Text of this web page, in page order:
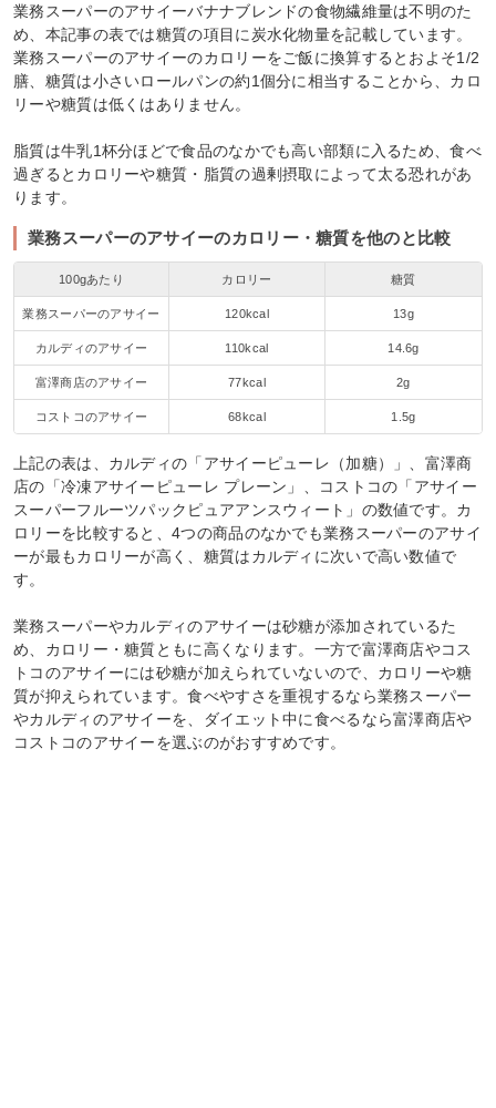
業務スーパーのアサイーバナナブレンドの食物繊維量は不明のた
め、本記事の表では糖質の項目に炭水化物量を記載しています。
業務スーパーのアサイーのカロリーをご飯に換算するとおよそ1/2
膳、糖質は小さいロールパンの約1個分に相当することから、カロ
リーや糖質は低くはありません。
脂質は牛乳1杯分ほどで食品のなかでも高い部類に入るため、食べ
過ぎるとカロリーや糖質・脂質の過剰摂取によって太る恐れがあ
ります。
業務スーパーのアサイーのカロリー・糖質を他のと比較
100gあたり カロリー 糖質
業務スーパーのアサイー 120kcal 13g
カルディのアサイー 110kcal 14.6g
富澤商店のアサイー 77kcal 2g
コストコのアサイー 68kcal 1.5g
上記の表は、カルディの「アサイーピューレ（加糖）」、富澤商
店の「冷凍アサイーピューレ プレーン」、コストコの「アサイー
スーパーフルーツパックピュアアンスウィート」の数値です。カ
ロリーを比較すると、4つの商品のなかでも業務スーパーのアサイ
ーが最もカロリーが高く、糖質はカルディに次いで高い数値で
す。
業務スーパーやカルディのアサイーは砂糖が添加されているた
め、カロリー・糖質ともに高くなります。一方で富澤商店やコス
トコのアサイーには砂糖が加えられていないので、カロリーや糖
質が抑えられています。食べやすさを重視するなら業務スーパー
やカルディのアサイーを、ダイエット中に食べるなら富澤商店や
コストコのアサイーを選ぶのがおすすめです。